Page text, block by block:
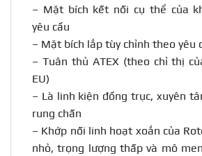
– Mặt bích kết nối cụ thể của
yêu cầu
– Mặt bích lắp tùy chỉnh theo yêu
– Tuân thủ ATEX (theo chỉ thị
EU)
– Là linh kiện đồng trục, xuyên
rung chấn
– Khớp nối linh hoạt xoắn của
nhỏ, trọng lượng thấp và mô